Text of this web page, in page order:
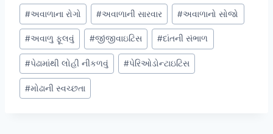
Post
Tags:
#અવાળાના રોગો #અવાળાની સારવાર #અવાળાનો સોજો
#અવાળુ ફૂલવું #જીંજીવાઇટિસ #દાંતની સંભાળ
#પેઢામાંથી લોહી નીકળવું #પેરિઓડોન્ટાઇટિસ
#મોઢાની સ્વચ્છતા